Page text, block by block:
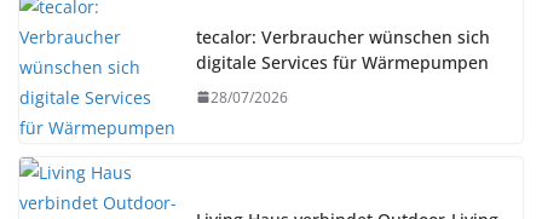
tecalor: Verbraucher wünschen sich
digitale Services für Wärmepumpen
28/07/2026